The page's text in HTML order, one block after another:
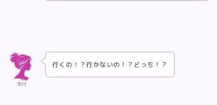
受付
行くの！？行かないの！？どっち！？